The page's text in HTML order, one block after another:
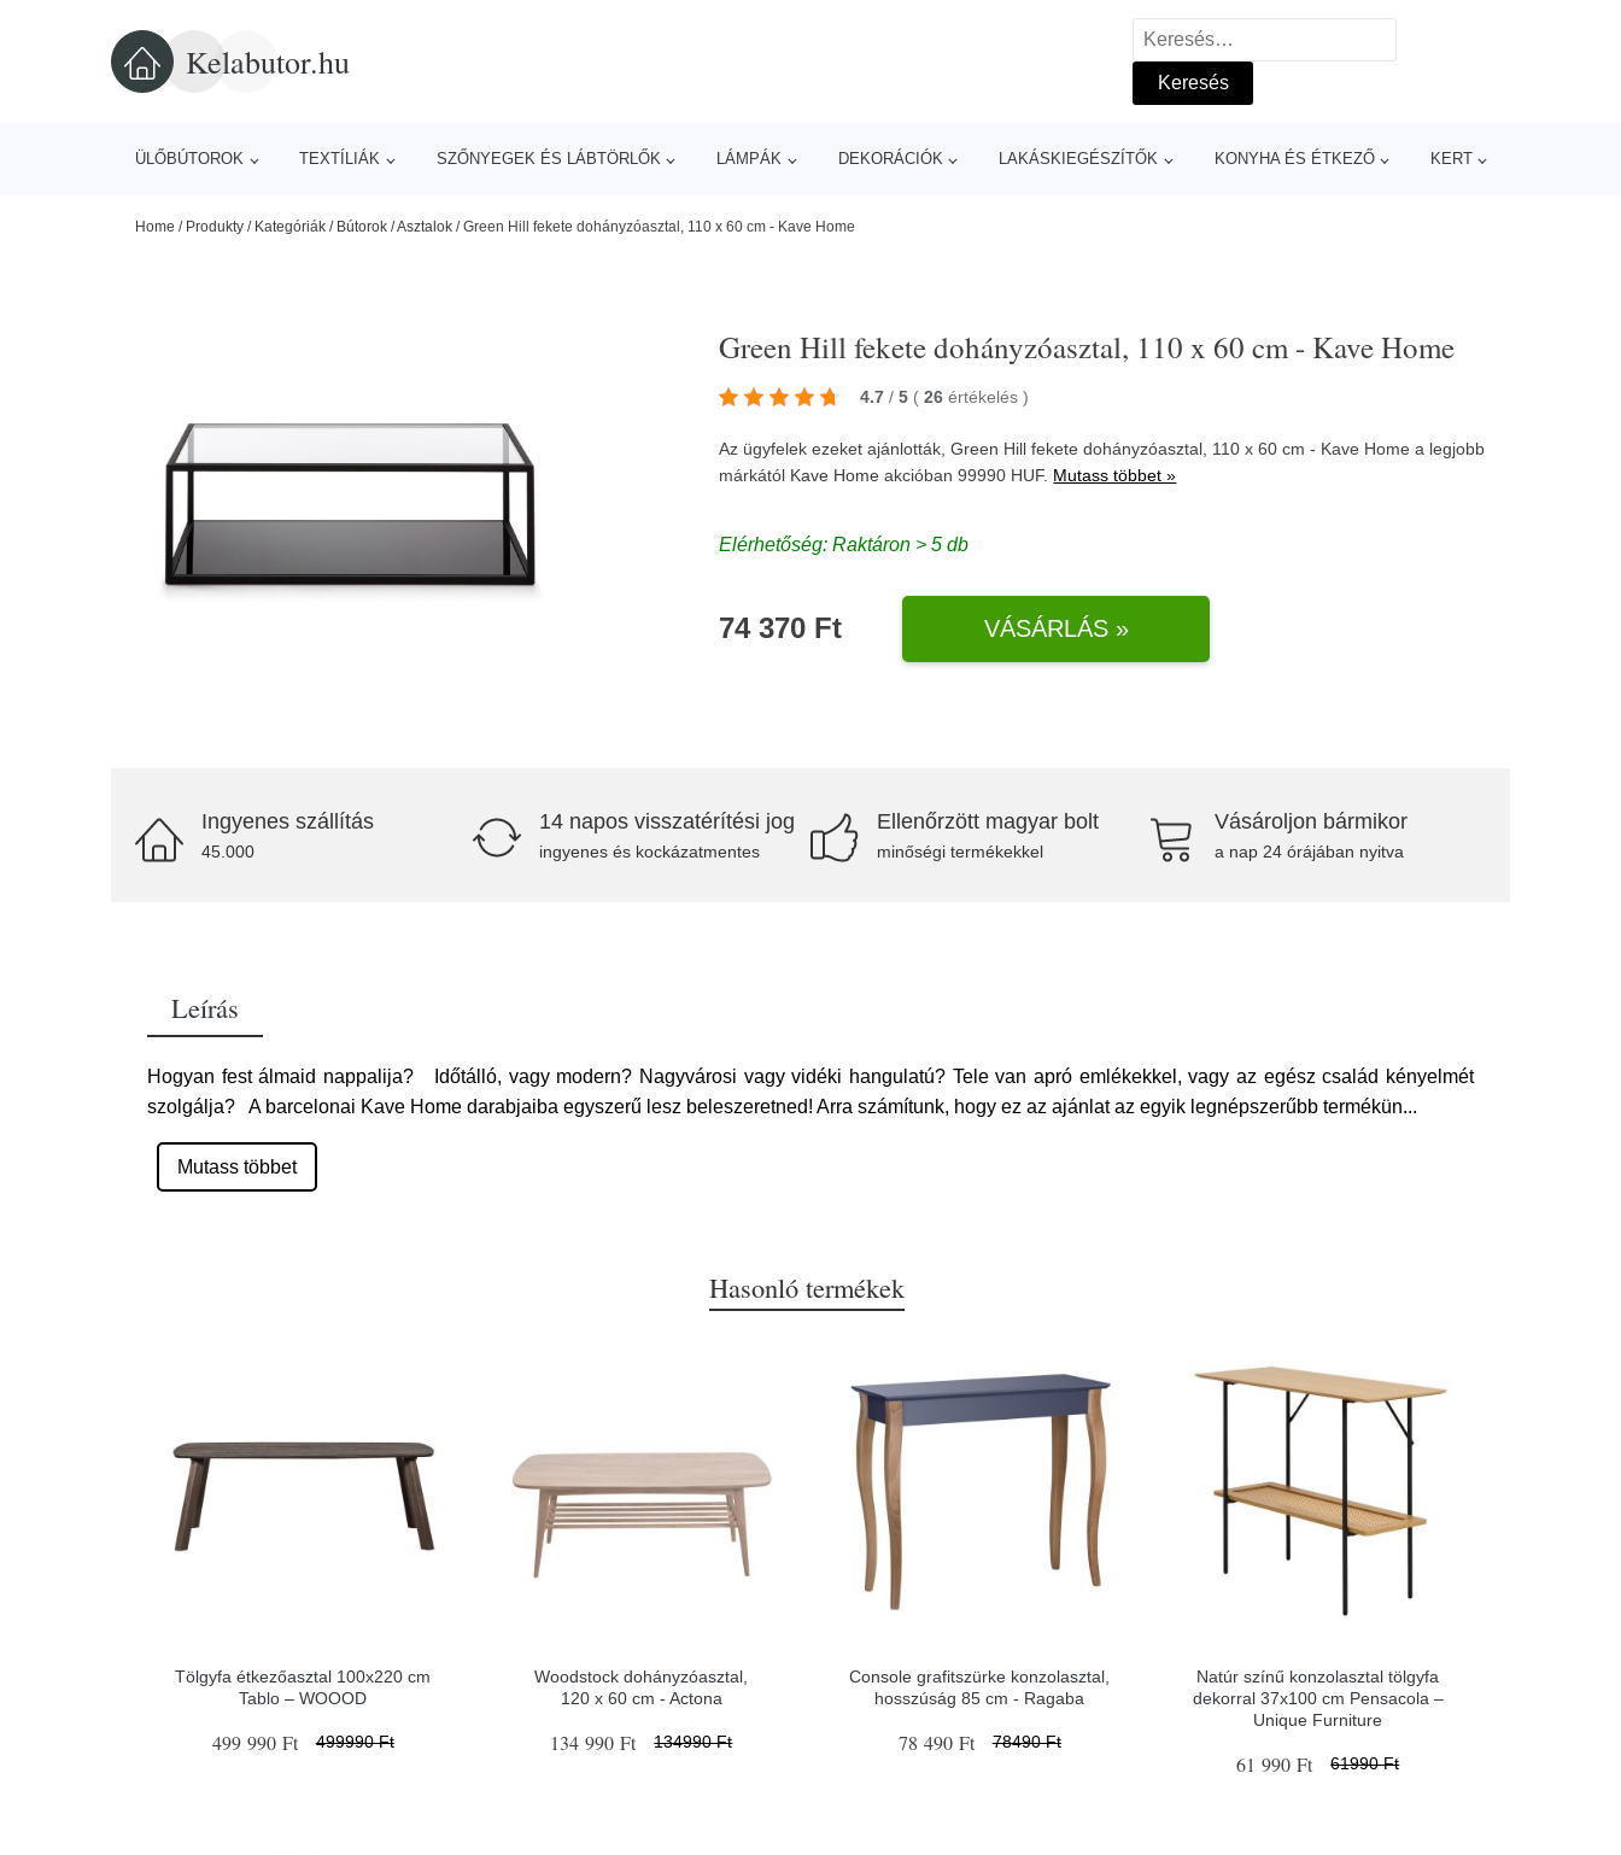
Kelabutor.hu
Keresés:
ÜLŐBÚTOROK TEXTÍLIÁK SZŐNYEGEK ÉS LÁBTÖRLŐK LÁMPÁK DEKORÁCIÓK LAKÁSKIEGÉSZÍTŐK KONYHA ÉS ÉTKEZŐ KERT
Home / Produkty / Kategóriák / Bútorok /Asztalok /Green Hill fekete dohányzóasztal, 110 x 60 cm - Kave Home
Green Hill fekete dohányzóasztal, 110 x 60 cm - Kave Home
4.7 / 5 ( 26 értékelés)
Az ügyfelek ezeket ajánlották, Green Hill fekete dohányzóasztal, 110 x 60 cm - Kave Home a legjobb
márkától Kave Home akcióban 99990 HUF. Mutass többet »
Elérhetőség: Raktáron > 5 db
74 370 Ft VÁSÁRLÁS »
Ingyenes szállítás
45.000
14 napos visszatérítési jog
ingyenes és kockázatmentes
Ellenőrzött magyar bolt
minőségi termékekkel
Vásároljon bármikor
a nap 24 órájában nyitva
Leírás
Hogyan fest álmaid nappalija? Időtálló, vagy modern? Nagyvárosi vagy vidéki hangulatú? Tele van apró emlékekkel, vagy az egész család kényelmét
szolgálja? A barcelonai Kave Home darabjaiba egyszerű lesz beleszeretned! Arra számítunk, hogy ez az ajánlat az egyik legnépszerűbb termékün...
Mutass többet
Hasonló termékek
Tölgyfa étkezőasztal 100x220 cm
Tablo – WOOOD
499 990 Ft 499990 Ft
Woodstock dohányzóasztal,
120 x 60 cm - Actona
134 990 Ft 134990 Ft
Console grafitszürke konzolasztal,
hosszúság 85 cm - Ragaba
78 490 Ft 78490 Ft
Natúr színű konzolasztal tölgyfa
dekorral 37x100 cm Pensacola –
Unique Furniture
61 990 Ft 61990 Ft